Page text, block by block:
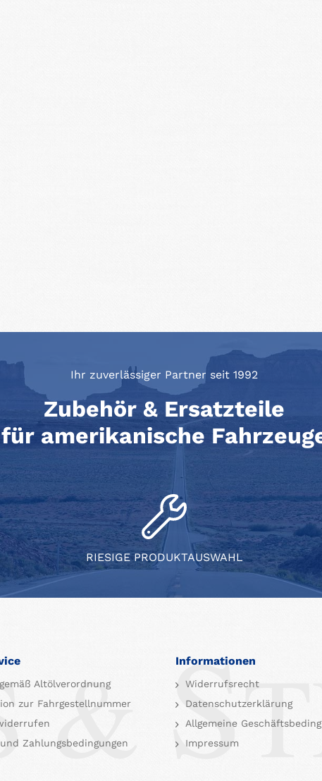
Ihr zuverlässiger Partner seit 1992
Zubehör & Ersatzteile
für amerikanische
RIESIGE PRODUKTAUSWAHL
Altölverordnung
zur Fahrgestellnummer
Zahlungsbedingungen
Informationen
Widerrufsrecht
Datenschutzerklärung
Allgemeine
Impressum